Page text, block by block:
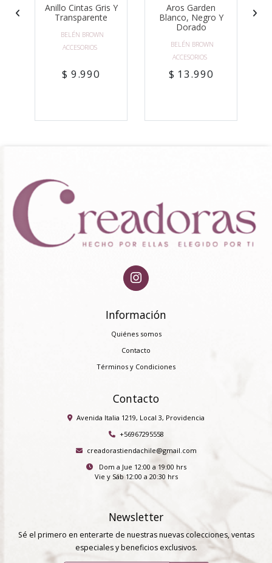
Anillo Cintas Gris Y
Transparente
BELÉN BROWN
ACCESORIOS
$ 9.990
Aros Garden
Blanco, Negro Y
Dorado
BELÉN BROWN
ACCESORIOS
$ 13.990
Información
Quiénes somos
Contacto
Términos y Condiciones
Contacto
Avenida Italia 1219, Local 3, Providencia
+56967295558
creadorastiendachile@gmail.com
Dom a Jue 12:00 a 19:00 hrs
Vie y Sáb 12:00 a 20:30 hrs
Newsletter
Sé el primero en enterarte de nuestras nuevas colecciones, ventas
especiales y beneficios exclusivos.